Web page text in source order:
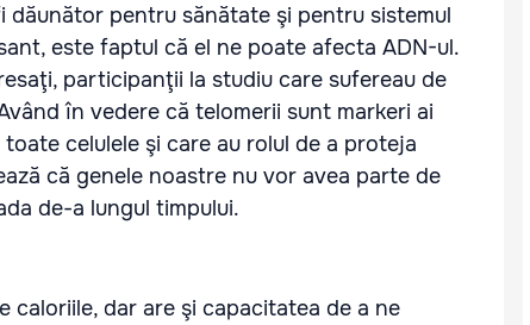
pentru sănătate şi pentru sistemul
este faptul că el ne poate afecta ADN-ul.
participanţii la studiu care sufereau de
în vedere că telomerii sunt markeri ai
celulele şi care au rolul de a proteja
că genele noastre nu vor avea parte de
de-a lungul timpului.
caloriile, dar are şi capacitatea de a ne